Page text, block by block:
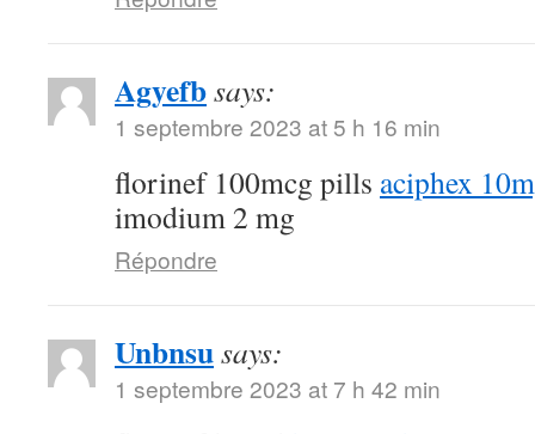
Agyefbsays:
1 septembre 2023 at 5 h 16 min
florinef 100mcg pills aciphex
imodium 2 mg
Répondre
Unbnsusays:
1 septembre 2023 at 7 h 42 min